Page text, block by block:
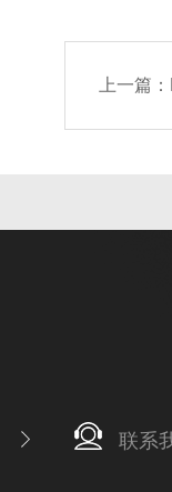
上一篇：
联系